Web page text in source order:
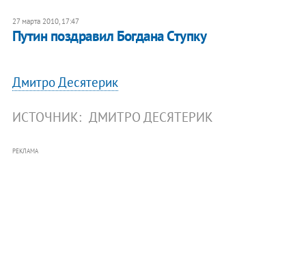
27 марта 2010, 17:47
Путин поздравил Богдана Ступку
Дмитро Десятерик
ИСТОЧНИК: ДМИТРО ДЕСЯТЕРИК
РЕКЛАМА